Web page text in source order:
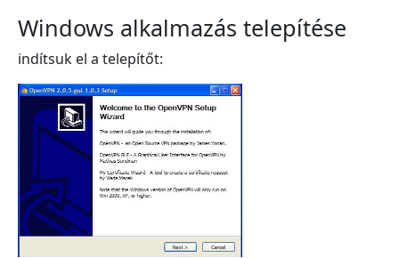
Windows alkalmazás telepítése
indítsuk el a telepítőt: